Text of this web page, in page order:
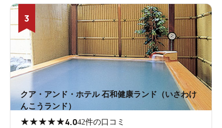
3
クア・アンド・ホテル 石和健康ランド（いさわけ
んこうランド）
★★★★★4.042件の口コミ